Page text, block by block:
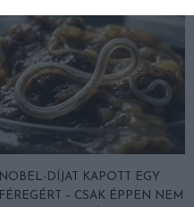
NOBEL-DÍJAT KAPOTT EGY
FÉREGÉRT – CSAK ÉPPEN NEM